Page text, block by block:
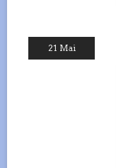
21 Mai